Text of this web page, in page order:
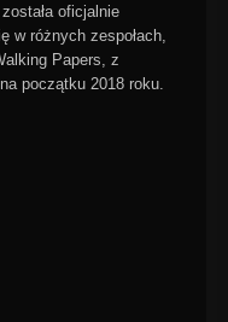
oficjalnie
w różnych zespołach,
Papers, z
początku 2018 roku.